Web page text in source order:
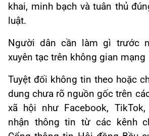
khai, minh bạch và tuân thủ
luật.
Người dân cần làm gì trước
xuyên tạc trên không gian mạng
Tuyệt đối không tin theo hoặc
dung chưa rõ nguồn gốc trên
xã hội như Facebook,
nhận thông tin từ các kênh